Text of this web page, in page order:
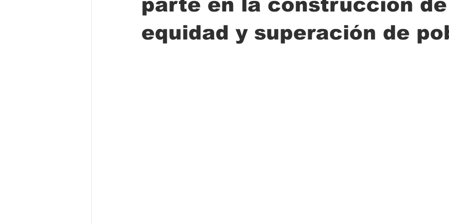
Regional Educación Ciencia Transporte Municipal Actualidad
parte en la construcción de
equidad y superación de